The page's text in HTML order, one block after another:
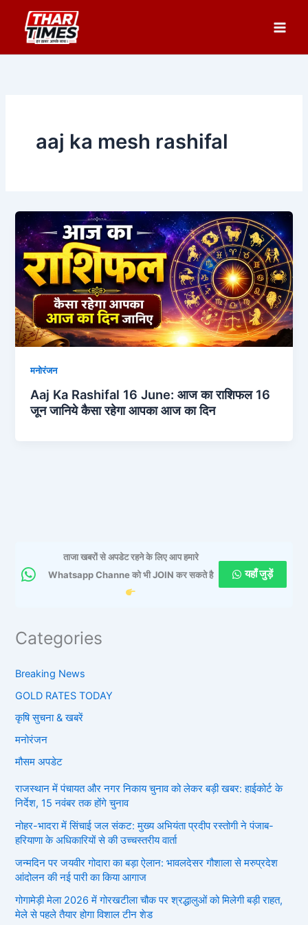
content
aaj ka mesh rashifal
मनोरंजन
Aaj Ka Rashifal 16 June: आज का राशिफल 16
जून जानिये कैसा रहेगा आपका आज का दिन
ताजा खबरों से अपडेट रहने के लिए आप हमारे
Whatsapp Channe को भी JOIN कर सकते है
यहाँ जुड़ें
Categories
Breaking News
GOLD RATES TODAY
कृषि सुचना & खबरें
मनोरंजन
मौसम अपडेट
राजस्थान में पंचायत और नगर निकाय चुनाव को लेकर बड़ी खबर: हाईकोर्ट के
निर्देश, 15 नवंबर तक होंगे चुनाव
नोहर-भादरा में सिंचाई जल संकट: मुख्य अभियंता प्रदीप रस्तोगी ने पंजाब-
हरियाणा के अधिकारियों से की उच्चस्तरीय वार्ता
जन्मदिन पर जयवीर गोदारा का बड़ा ऐलान: भावलदेसर गौशाला से मरुप्रदेश
आंदोलन की नई पारी का किया आगाज
गोगामेड़ी मेला 2026 में गोरखटीला चौक पर श्रद्धालुओं को मिलेगी बड़ी राहत,
मेले से पहले तैयार होगा विशाल टीन शेड